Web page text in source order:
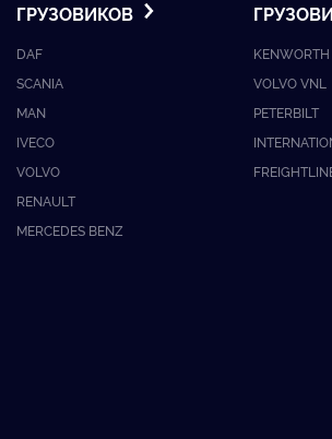
ГРУЗОВИКОВ
DAF
SCANIA
MAN
IVECO
VOLVO
RENAULT
MERCEDES BENZ
KENWORTH
VOLVO VNL
PETERBILT